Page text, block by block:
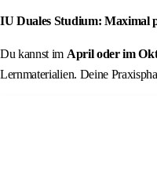
IU Duales Studium: Maximal
Du kannst im April oder im
Lernmaterialien. Deine